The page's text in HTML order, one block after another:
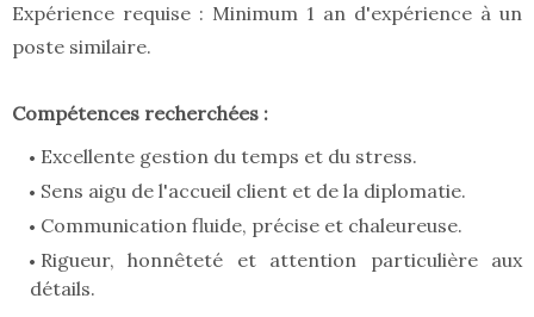
Expérience requise : Minimum 1 an d'expérience à un
poste similaire.
Compétences recherchées :
Excellente gestion du temps et du stress.
Sens aigu de l'accueil client et de la diplomatie.
Communication fluide, précise et chaleureuse.
Rigueur, honnêteté et attention particulière aux
détails.